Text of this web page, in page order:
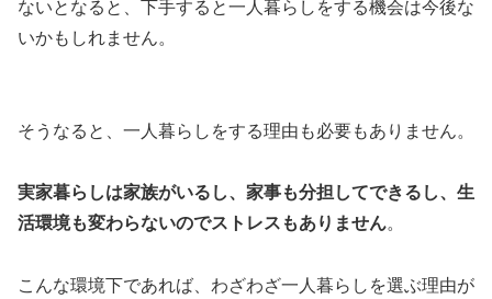
ないとなると、下手すると一人暮らしをする機会は今後な
いかもしれません。
そうなると、一人暮らしをする理由も必要もありません。
実家暮らしは家族がいるし、家事も分担してできるし、生
活環境も変わらないのでストレスもありません。
こんな環境下であれば、わざわざ一人暮らしを選ぶ理由が